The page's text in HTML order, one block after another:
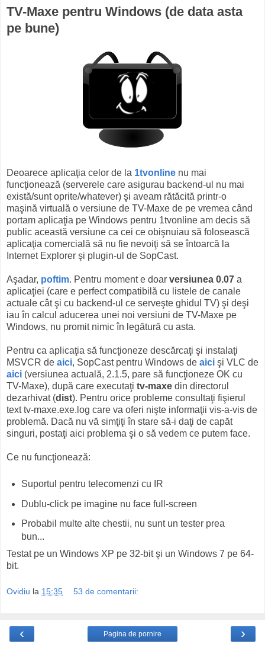
TV-Maxe pentru Windows (de data asta
pe bune)
Deoarece aplicaţia celor de la 1tvonline nu mai
funcţionează (serverele care asigurau backend-ul nu mai
există/sunt oprite/whatever) şi aveam rătăcită printr-o
maşină virtuală o versiune de TV-Maxe de pe vremea când
portam aplicaţia pe Windows pentru 1tvonline am decis să
public această versiune ca cei ce obişnuiau să folosească
aplicaţia comercială să nu fie nevoiţi să se întoarcă la
Internet Explorer şi plugin-ul de SopCast.
Aşadar, poftim. Pentru moment e doar versiunea 0.07 a
aplicaţiei (care e perfect compatibilă cu listele de canale
actuale cât şi cu backend-ul ce serveşte ghidul TV) şi deşi
iau în calcul aducerea unei noi versiuni de TV-Maxe pe
Windows, nu promit nimic în legătură cu asta.
Pentru ca aplicaţia să funcţioneze descărcaţi şi instalaţi
MSVCR de aici, SopCast pentru Windows de aici şi VLC de
aici (versiunea actuală, 2.1.5, pare să funcţioneze OK cu
TV-Maxe), după care executaţi tv-maxe din directorul
dezarhivat (dist). Pentru orice probleme consultaţi fişierul
text tv-maxe.exe.log care va oferi nişte informaţii vis-a-vis de
problemă. Dacă nu vă simţiţi în stare să-i daţi de capăt
singuri, postaţi aici problema şi o să vedem ce putem face.
Ce nu funcţionează:
Suportul pentru telecomenzi cu IR
Dublu-click pe imagine nu face full-screen
Probabil multe alte chestii, nu sunt un tester prea
bun...
Testat pe un Windows XP pe 32-bit şi un Windows 7 pe 64-
bit.
Ovidiu la 15:35 53 de comentarii:
‹ ›
Pagina de pornire